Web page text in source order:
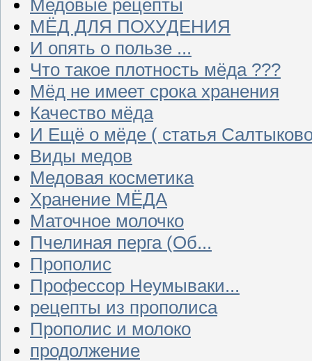
Медовые рецепты
МЁД ДЛЯ ПОХУДЕНИЯ
И опять о пользе ...
Что такое плотность мёда ???
Мёд не имеет срока хранения
Качество мёда
И Ещё о мёде ( статья
Виды медов
Медовая косметика
Хранение МЁДА
Маточное молочко
Пчелиная перга (Об...
Прополис
Профессор Неумываки...
рецепты из прополиса
Прополис и молоко
продолжение